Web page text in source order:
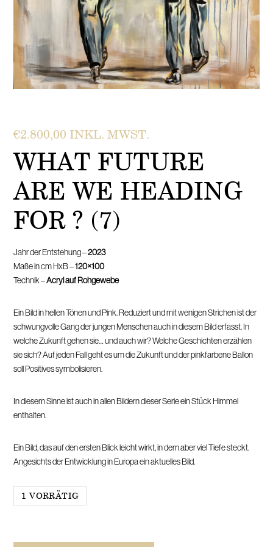
€2.800,00 INKL. MWST.
WHAT FUTURE
ARE WE HEADING
FOR ? (7)
Jahr der Entstehung –2023
Maße in cm HxB –120×100
Technik –Acryl auf Rohgewebe
Ein Bild in hellen Tönen und Pink. Reduziert und mit wenigen Strichen ist der
schwungvolle Gang der jungen Menschen auch in diesem Bild erfasst. In
welche Zukunft gehen sie… und auch wir? Welche Geschichten erzählen
sie sich? Auf jeden Fall geht es um die Zukunft und der pinkfarbene Ballon
soll Positives symbolisieren.
In diesem Sinne ist auch in allen Bildern dieser Serie ein Stück Himmel
enthalten.
Ein Bild, das auf den ersten Blick leicht wirkt, in dem aber viel Tiefe steckt.
Angesichts der Entwicklung in Europa ein aktuelles Bild.
1 VORRÄTIG